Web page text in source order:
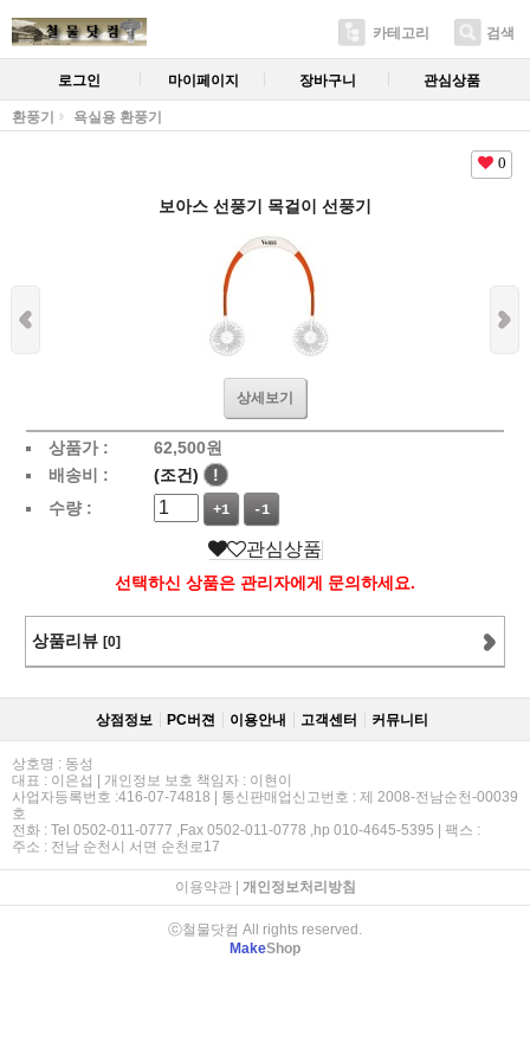
카테고리 검색
로그인 마이페이지 장바구니 관심상품
환풍기 욕실용 환풍기
0
보아스 선풍기 목걸이 선풍기
상세보기
상품가 : 62,500원
배송비 :
(조건)
!
수량 :
+1 -1
관심상품
선택하신 상품은 관리자에게 문의하세요.
상품리뷰 [0]
상점정보 PC버젼 이용안내 고객센터 커뮤니티
상호명 : 동성
대표 : 이은섭 | 개인정보 보호 책임자 : 이현이
사업자등록번호 :416-07-74818 | 통신판매업신고번호 : 제 2008-전남순천-00039
호
전화 : Tel 0502-011-0777 ,Fax 0502-011-0778 ,hp 010-4645-5395 | 팩스 :
주소 : 전남 순천시 서면 순천로17
이용약관| 개인정보처리방침
ⓒ철물닷컴 All rights reserved.
MakeShop